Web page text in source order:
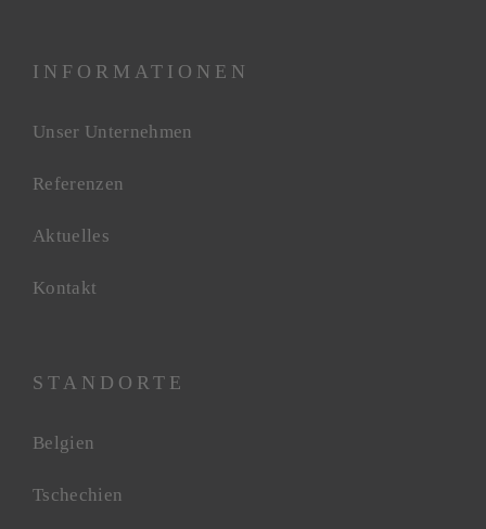
INFORMATIONEN
Unser Unternehmen
Referenzen
Aktuelles
Kontakt
STANDORTE
Belgien
Tschechien